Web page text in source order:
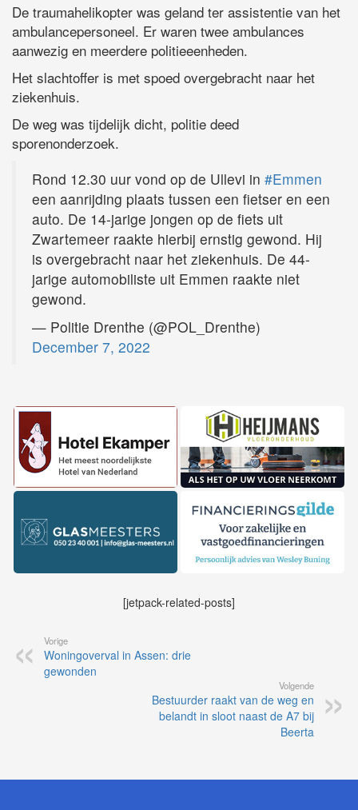
De traumahelikopter was geland ter assistentie van het
ambulancepersoneel. Er waren twee ambulances
aanwezig en meerdere politieeenheden.
Het slachtoffer is met spoed overgebracht naar het
ziekenhuis.
De weg was tijdelijk dicht, politie deed
sporenonderzoek.
Rond 12.30 uur vond op de Ullevi in #Emmen
een aanrijding plaats tussen een fietser en een
auto. De 14-jarige jongen op de fiets uit
Zwartemeer raakte hierbij ernstig gewond. Hij
is overgebracht naar het ziekenhuis. De 44-
jarige automobiliste uit Emmen raakte niet
gewond.
— Politie Drenthe (@POL_Drenthe)
December 7, 2022
[jetpack-related-posts]
Vorige
Woningoverval in Assen: drie
gewonden
Volgende
Bestuurder raakt van de weg en
belandt in sloot naast de A7 bij
Beerta